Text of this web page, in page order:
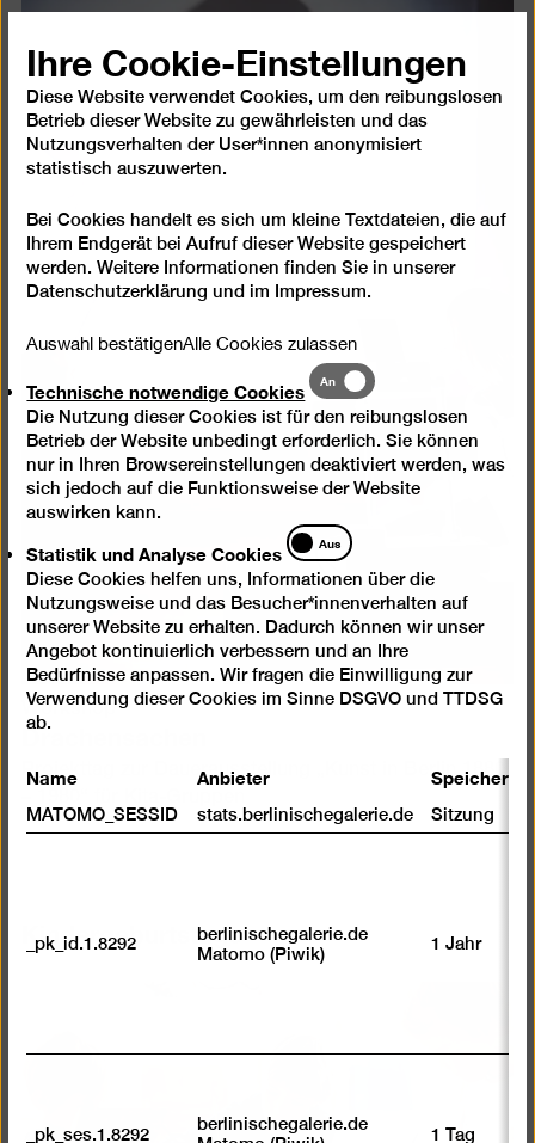
Workshop
Drachensachen
Projekttag zur Dauerausstellung „Kunst in Berlin 1880
Kindergeburtstage
Ihre Cookie-Einstellungen
Diese Website verwendet Cookies, um den reibungslosen
Betrieb dieser Website zu gewährleisten und das
Nutzungsverhalten der User*innen anonymisiert
statistisch auszuwerten.
Bei Cookies handelt es sich um kleine Textdateien, die auf
Ihrem Endgerät bei Aufruf dieser Website gespeichert
werden. Weitere Informationen finden Sie in unserer
Datenschutzerklärung und im Impressum.
Auswahl bestätigenAlle Cookies zulassen
Technische notwendige Cookies
Technische
notwendige
Cookies
An
Die Nutzung dieser Cookies ist für den reibungslosen
Betrieb der Website unbedingt erforderlich. Sie können
nur in Ihren Browsereinstellungen deaktiviert werden, was
sich jedoch auf die Funktionsweise der Website
auswirken kann.
Statistik und Analyse Cookies
Statistik
und
Analyse
Cookies
Aus
Diese Cookies helfen uns, Informationen über die
Nutzungsweise und das Besucher*innenverhalten auf
unserer Website zu erhalten. Dadurch können wir unser
Angebot kontinuierlich verbessern und an Ihre
Bedürfnisse anpassen. Wir fragen die Einwilligung zur
Verwendung dieser Cookies im Sinne DSGVO und TTDSG
ab.
Name Anbieter
MATOMO_SESSID stats.berlinischegalerie.de Sitzung
_pk_id.1.8292
berlinischegalerie.de
Matomo (Piwik)
1 Jahr
_pk_ses.1.8292
berlinischegalerie.de
1 Tag